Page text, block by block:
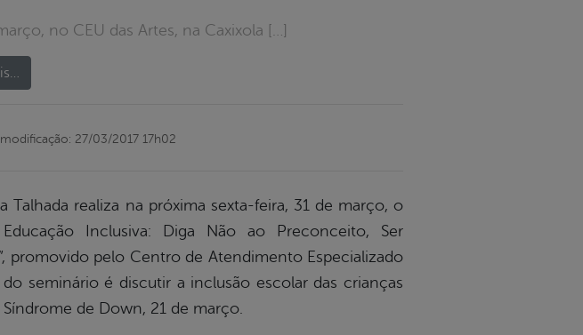
no CEU das Artes, na Caxixola […]
27/03/2017 17h02
Talhada realiza na próxima sexta-feira, 31 de março, o
Inclusiva: Diga Não ao Preconceito, Ser
promovido pelo Centro de Atendimento Especializado
seminário é discutir a inclusão escolar das crianças
de Down, 21 de março.